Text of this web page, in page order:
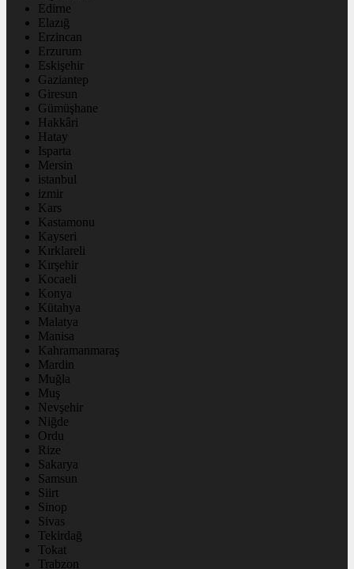
Edirne
Elazığ
Erzincan
Erzurum
Eskişehir
Gaziantep
Giresun
Gümüşhane
Hakkâri
Hatay
Isparta
Mersin
istanbul
izmir
Kars
Kastamonu
Kayseri
Kırklareli
Kırşehir
Kocaeli
Konya
Kütahya
Malatya
Manisa
Kahramanmaraş
Mardin
Muğla
Muş
Nevşehir
Niğde
Ordu
Rize
Sakarya
Samsun
Siirt
Sinop
Sivas
Tekirdağ
Tokat
Trabzon